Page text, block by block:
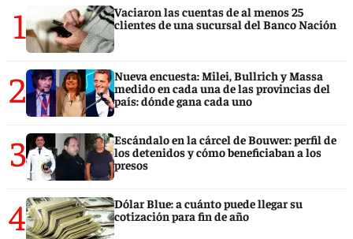
1
Vaciaron las cuentas de al menos 25
clientes de una sucursal del Banco Nación
2
Nueva encuesta: Milei, Bullrich y Massa
medido en cada una de las provincias del
país: dónde gana cada uno
3
Escándalo en la cárcel de Bouwer: perfil de
los detenidos y cómo beneficiaban a los
presos
4
Dólar Blue: a cuánto puede llegar su
cotización para fin de año